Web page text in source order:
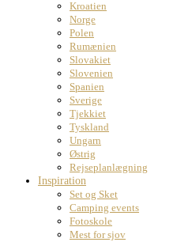
Kroatien
Norge
Polen
Rumænien
Slovakiet
Slovenien
Spanien
Sverige
Tjekkiet
Tyskland
Ungarn
Østrig
Rejseplanlægning
Inspiration
Set og Sket
Camping events
Fotoskole
Mest for sjov